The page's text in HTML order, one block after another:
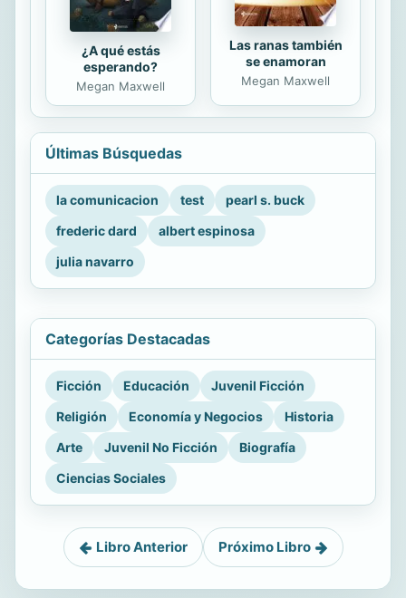
¿A qué estás
esperando?
Megan Maxwell
Las ranas también
se enamoran
Megan Maxwell
Últimas Búsquedas
la comunicacion test
pearl s. buck
frederic dard
albert espinosa
julia navarro
Categorías Destacadas
Ficción Educación
Juvenil Ficción
Religión
Economía y Negocios
Historia
Arte
Juvenil No Ficción
Biografía
Ciencias Sociales
Libro Anterior Próximo Libro